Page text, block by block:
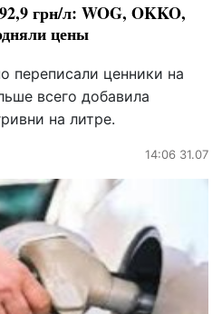
грн/л: WOG, OKKO,
цены
переписали ценники на
всего добавила
на литре.
14:06 31.07